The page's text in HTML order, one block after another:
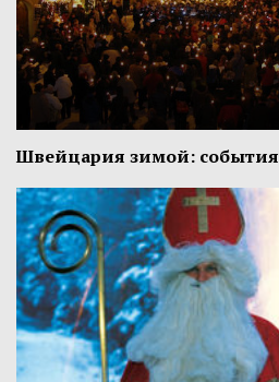
Швейцария зимой: события